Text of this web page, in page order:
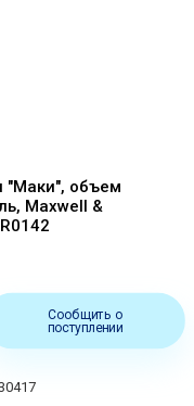
"Маки", объем
Maxwell &
Сообщить о
поступлении